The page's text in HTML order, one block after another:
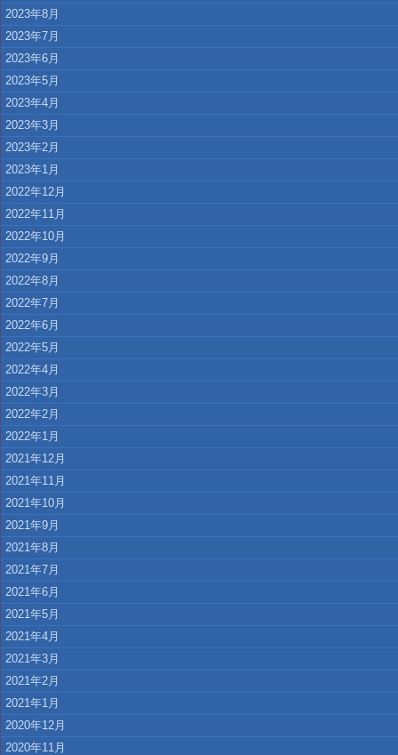
2023年8月
2023年7月
2023年6月
2023年5月
2023年4月
2023年3月
2023年2月
2023年1月
2022年12月
2022年11月
2022年10月
2022年9月
2022年8月
2022年7月
2022年6月
2022年5月
2022年4月
2022年3月
2022年2月
2022年1月
2021年12月
2021年11月
2021年10月
2021年9月
2021年8月
2021年7月
2021年6月
2021年5月
2021年4月
2021年3月
2021年2月
2021年1月
2020年12月
2020年11月